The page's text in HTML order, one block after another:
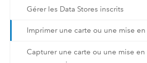
Gérer les Data Stores inscrits
Imprimer une carte ou une mise
Capturer une carte ou une mise